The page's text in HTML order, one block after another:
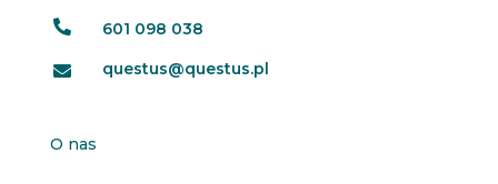
 601 098 038
 questus@questus.pl
O nas